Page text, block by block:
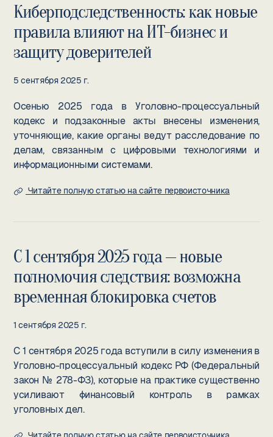
Киберподследственность: как новые
правила влияют на ИТ-бизнес и
защиту доверителей
5 сентября 2025 г.
Осенью 2025 года в Уголовно-процессуальный
кодекс и подзаконные акты внесены изменения,
уточняющие, какие органы ведут расследование по
делам, связанным с цифровыми технологиями и
информационными системами.
Читайте полную статью на сайте первоисточника
С 1 сентября 2025 года — новые
полномочия следствия: возможна
временная блокировка счетов
1 сентября 2025 г.
С 1 сентября 2025 года вступили в силу изменения в
Уголовно-процессуальный кодекс РФ (Федеральный
закон № 278-ФЗ), которые на практике существенно
усиливают финансовый контроль в рамках
уголовных дел.